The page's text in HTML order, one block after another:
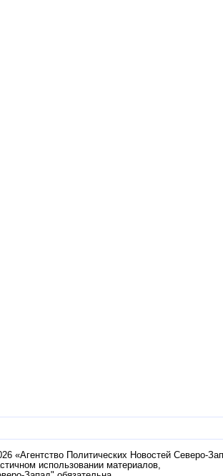
«Агентство Политических Новостей Северо-
использовании материалов,